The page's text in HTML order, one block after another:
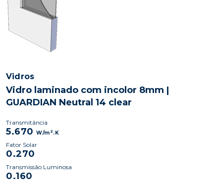
Vidros
Vidro laminado com incolor 8mm |
GUARDIAN Neutral 14 clear
Transmitância
5.670 W/m 2.K
Fator Solar
0.270
Transmissão Luminosa
0.160